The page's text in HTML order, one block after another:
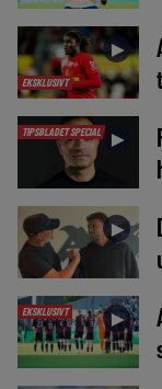
EKSKLUSIVT
►
TIPSBLADET SPECIAL ►
►
EKSKLUSIVT ►